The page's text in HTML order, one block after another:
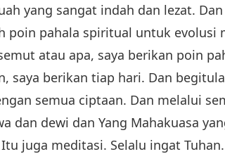
yang sangat indah dan lezat.
poin pahala spiritual untuk evolusi
atau apa, saya berikan poin
saya berikan tiap hari. Dan
semua ciptaan. Dan melalui
dan dewi dan Yang Mahakuasa
juga meditasi. Selalu ingat